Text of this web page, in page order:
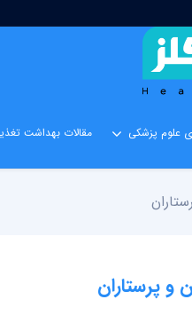
علوم پزشکی مقالات بهداشت
و پرستاران